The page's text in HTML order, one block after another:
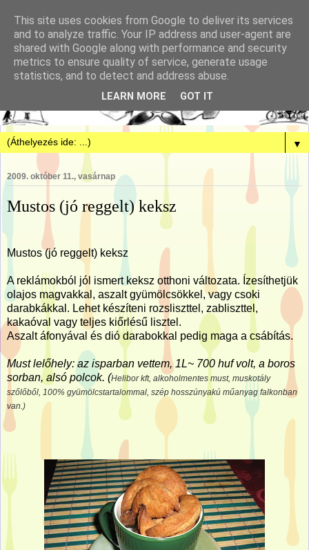
▼
2009. október 11., vasárnap
Mustos (jó reggelt) keksz
Mustos (jó reggelt) keksz
A reklámokból jól ismert keksz otthoni változata. Ízesíthetjük
olajos magvakkal, aszalt gyümölcsökkel, vagy csoki
darabkákkal. Lehet készíteni rozsliszttel, zabliszttel,
kakaóval vagy teljes kiőrlésű lisztel.
Aszalt áfonyával és dió darabokkal pedig maga a csábítás.
Must lelőhely: az isparban vettem, 1L~ 700 huf volt, a boros
sorban, alsó polcok. (Helibor kft, alkoholmentes must, muskotály
szőlőből, 100% gyümölcstartalommal, szép hosszúnyakú műanyag falkonban
van.)
This site uses cookies from Google to deliver its services
and to analyze traffic. Your IP address and user-agent are
shared with Google along with performance and security
metrics to ensure quality of service, generate usage
statistics, and to detect and address abuse.
LEARN MORE GOT IT